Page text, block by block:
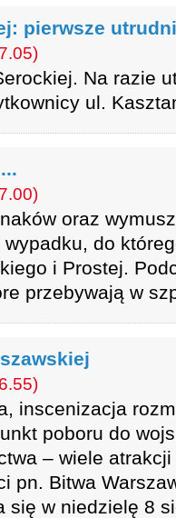
pierwsze
Na razie
ul.
oraz
do
i Prostej.
przebywają w
inscenizacja
poboru do
– wiele
pn. Bitwa
się w niedzielę 8